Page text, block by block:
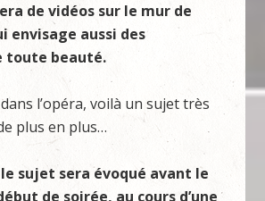
de vidéos sur le mur de
envisage aussi des
toute beauté.
l’opéra, voilà un sujet très
plus en plus…
sujet sera évoqué avant le
de soirée, au cours d’une